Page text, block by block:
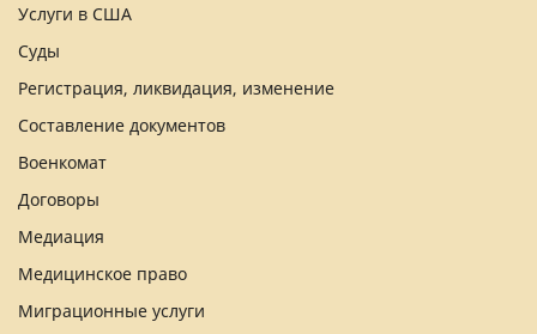
Услуги в США
Суды
Регистрация, ликвидация, изменение
Составление документов
Военкомат
Договоры
Медиация
Медицинское право
Миграционные услуги